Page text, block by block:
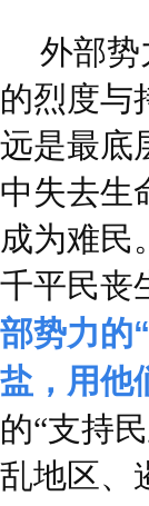
外部势
的烈度与
远是最底
中失去生
成为难民
千平民丧
部势力的
盐，用他
的“支持
乱地区、